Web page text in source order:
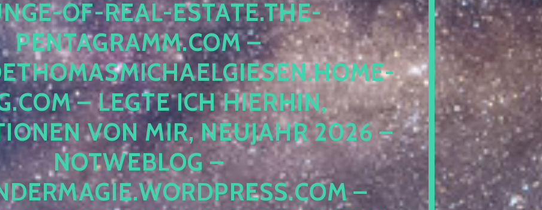
OF-REAL-ESTATE.THE-P
ENTAGRAMM.COM – E
B
– LEGTE ICH HIERHIN, I
VON MIR, NEUJAHR 2026 – N
OTWEBLOG – F
– D